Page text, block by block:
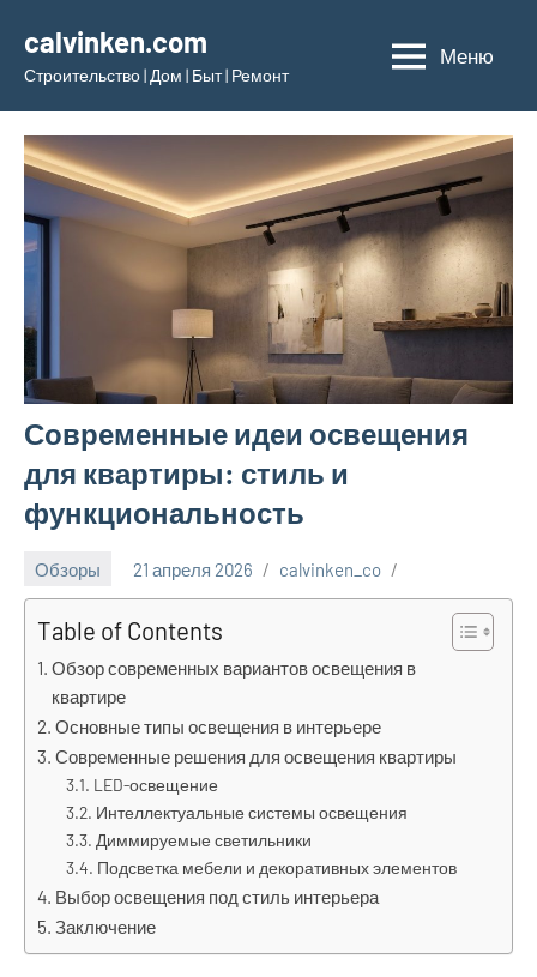
содержимому
calvinken.com
Строительство | Дом | Быт | Ремонт
Меню
Современные идеи освещения
для квартиры: стиль и
функциональность
Обзоры 21 апреля 2026 calvinken_co
Table of Contents
Обзор современных вариантов освещения в
квартире
Основные типы освещения в интерьере
Современные решения для освещения квартиры
LED-освещение
Интеллектуальные системы освещения
Диммируемые светильники
Подсветка мебели и декоративных элементов
Выбор освещения под стиль интерьера
Заключение